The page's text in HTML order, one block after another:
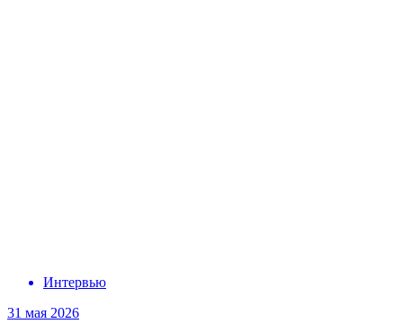
Интервью
31 мая 2026